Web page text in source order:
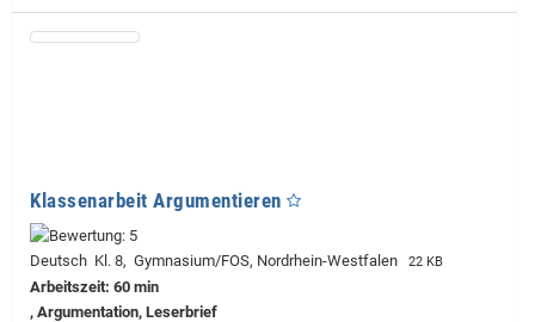
Klassenarbeit Argumentieren
Deutsch Kl. 8, Gymnasium/FOS, Nordrhein-Westfalen 22 KB
Arbeitszeit: 60 min
, Argumentation, Leserbrief